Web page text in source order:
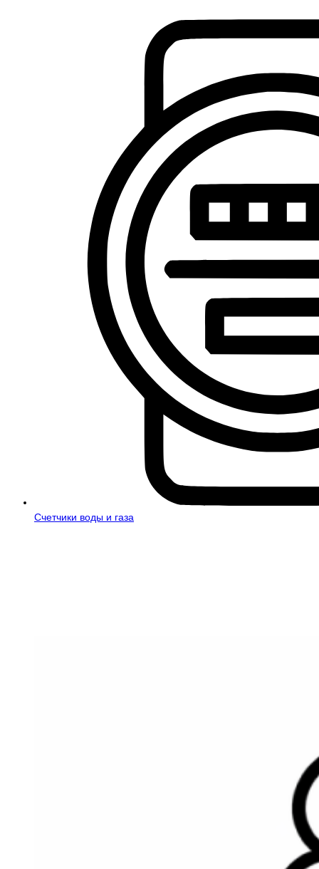
Счетчики воды и газа